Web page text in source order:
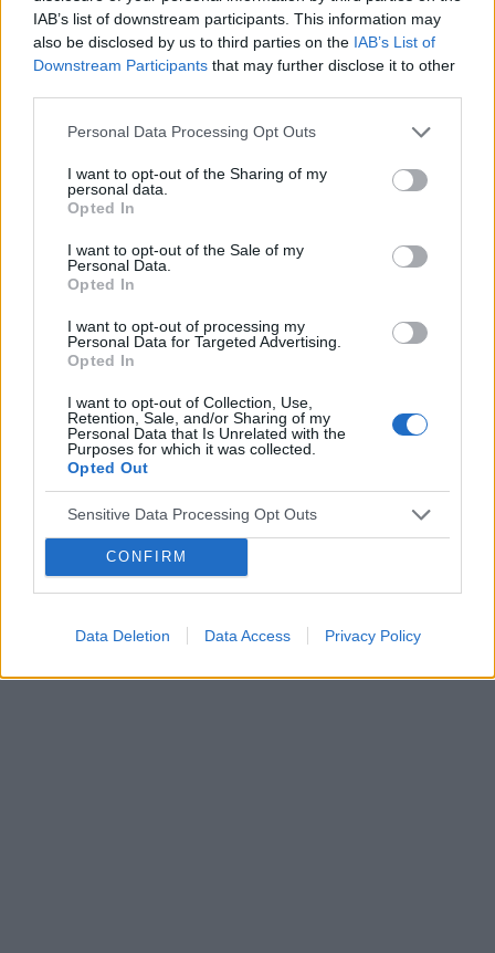
IAB’s list of downstream participants. This information may
also be disclosed by us to third parties on the IAB’s List of
Downstream Participants that may further disclose it to other
Personal Data Processing Opt Outs
I want to opt-out of the Sharing of my
personal data.
Opted In
I want to opt-out of the Sale of my
Personal Data.
Opted In
I want to opt-out of processing my
Personal Data for Targeted Advertising.
Opted In
I want to opt-out of Collection, Use,
Retention, Sale, and/or Sharing of my
Personal Data that Is Unrelated with the
Purposes for which it was collected.
Opted Out
Sensitive Data Processing Opt Outs
CONFIRM
Data Deletion Data Access Privacy Policy
prawdopodobnie 9/10 lutego ( patrząc po sluzie
oraz 8 lutego miałam bardzo mikro plamienie jak
i 9 ). Stosunek odbył się 10 lutego, natomiast od
boleć podbrzusze, które utrzymuje się do
dzisiejszego dnia. Jest to dokładnie dość
specyficzny ból bo przy dotyku ciut niżej na lewo
od pępka, tak jak by przyciskała bolącego
czasu. Od 3 dni odrzuciło mnie od kawy, jak
mogłam pić bez cukru tak teraz muszę
mi nie smakuje, a muszę pić codziennie że
względów zdrowotnych. Podbrzusze jest
wczesna ciąża ? Miała która podobnie ? 😕
Forum:Ciąża - czy to możliwe? Wszystko o...
Dzień dobry mam pytanie do jakiego roku życia
można brak tabletki antykoncepcyjne?
POWIĄZANE
Tematy antykoncepcja metody antykoncepcyjne
wkładka wewnątrzmaciczna przerwatywa